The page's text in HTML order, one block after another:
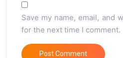
Save my name, email, and
for the next time I comment.